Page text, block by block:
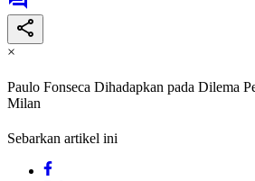
×
Paulo Fonseca Dihadapkan pada Dilema
Milan
Sebarkan artikel ini